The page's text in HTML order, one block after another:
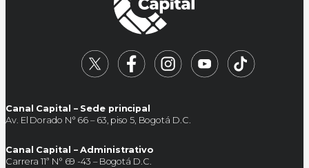
Canal Capital – Sede principal
Av. El Dorado N° 66 – 63, piso 5, Bogotá D.C.
Canal Capital – Administrativo
Carrera 11ª N° 69 -43 – Bogotá D.C.